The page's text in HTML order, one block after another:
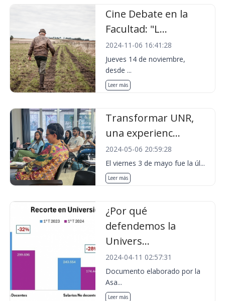
Cine Debate en la
Facultad: "L...
2024-11-06 16:41:28
Jueves 14 de noviembre,
desde ...
Leer más
Transformar UNR,
una experienc...
2024-05-06 20:59:28
El viernes 3 de mayo fue la úl...
Leer más
¿Por qué
defendemos la
Univers...
2024-04-11 02:57:31
Documento elaborado por la
Asa...
Leer más